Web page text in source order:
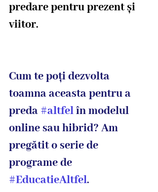
predare pentru prezent și
viitor.
Cum te poți dezvolta
toamna aceasta pentru a
preda #altfel în modelul
online sau hibrid? Am
pregătit o serie de
programe de
#EducatieAltfel.